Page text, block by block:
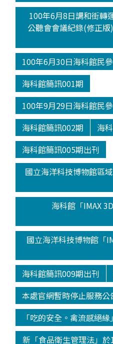
100年6月8日調和街轉
公聽會會議紀錄(修正
100年6月30日海科館民
海科館簡訊001期
100年9月29日海科館民
海科館簡訊002期
海
海科館簡訊005期出刊
國立海洋科技博物館區
海科館「IMAX
國立海洋科技博物館「
海科館簡訊009期出刊
本處官網暫時停止服務公
「吃的安全。禽流感絕緣」
新「食品衛生管理法」